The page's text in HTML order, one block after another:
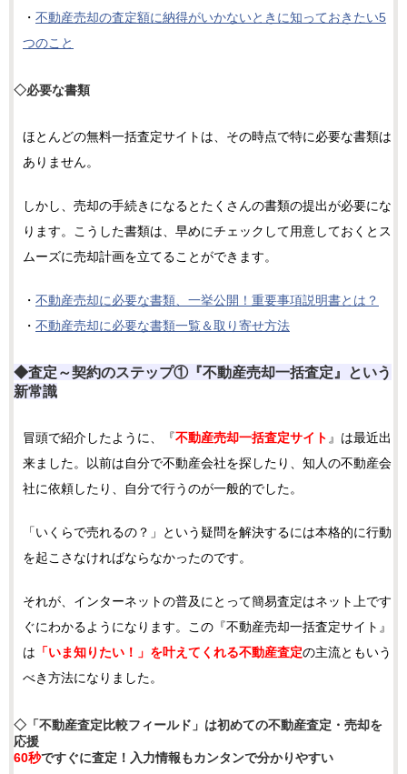
・ 不動産売却の査定額に納得がいかないときに知っておきたい5
つのこと
◇必要な書類
ほとんどの無料一括査定サイトは、その時点で特に必要な書類は
ありません。
しかし、売却の手続きになるとたくさんの書類の提出が必要にな
ります。こうした書類は、早めにチェックして用意しておくとス
ムーズに売却計画を立てることができます。
・ 不動産売却に必要な書類、一挙公開！重要事項説明書とは？
・ 不動産売却に必要な書類一覧＆取り寄せ方法
◆査定～契約のステップ①『不動産売却一括査定』という
新常識
冒頭で紹介したように、『不動産売却一括査定サイト 』は最近出
来ました。以前は自分で不動産会社を探したり、知人の不動産会
社に依頼したり、自分で行うのが一般的でした。
「いくらで売れるの？」という疑問を解決するには本格的に行動
を起こさなければならなかったのです。
それが、インターネットの普及にとって簡易査定はネット上です
ぐにわかるようになります。この『不動産売却一括査定サイト』
は 「いま知りたい！」を叶えてくれる不動産査定の主流ともいう
べき方法になりました。
◇「不動産査定比較フィールド」は初めての不動産査定・売却を
応援
60秒ですぐに査定！入力情報もカンタンで分かりやすい